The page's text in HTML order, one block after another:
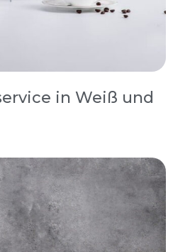
in Weiß und